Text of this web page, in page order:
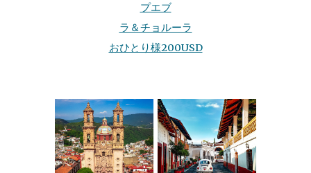
プエブ
ラ＆チョルーラ
おひとり様200USD